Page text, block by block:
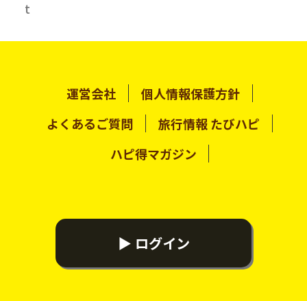
t
運営会社
個人情報保護方針
よくあるご質問
旅行情報 たびハピ
ハピ得マガジン
▶ ログイン